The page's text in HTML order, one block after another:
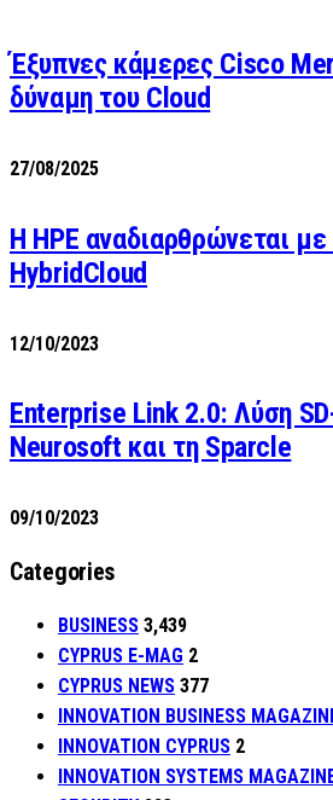
Έξυπνες κάμερες Cisco
δύναμη του Cloud
27/08/2025
H HPE αναδιαρθρώνεται
HybridCloud
12/10/2023
Enterprise Link 2.0: Λύση
Neurosoft και τη Sparcle
09/10/2023
Categories
BUSINESS 3,439
CYPRUS E-MAG 2
CYPRUS NEWS 377
INNOVATION BUSINESS
INNOVATION CYPRUS 2
INNOVATION SYSTEMS